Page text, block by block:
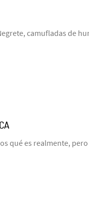
camufladas de
qué es realmente,